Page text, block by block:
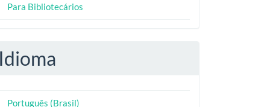
Para Bibliotecários
Idioma
Português (Brasil)